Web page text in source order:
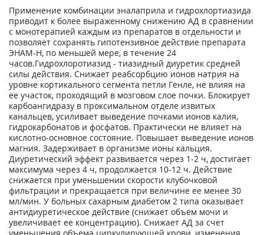
Применение комбинации эналаприла и гидрохлортиазида
приводит к более выраженному снижению АД в сравнении
с монотерапией каждым из препаратов в отдельности и
позволяет сохранять гипотензивное действие препарата
ЭНАМ-Н, по меньшей мере, в течение 24
часов.Гидрохлоротиазид - тиазидный диуретик средней
силы действия. Снижает реабсорбцию ионов натрия на
уровне кортикального сегмента петли Генле, не влияя на
ее участок, проходящий в мозговом слое почки. Блокирует
карбоангидразу в проксимальном отделе извитых
канальцев, усиливает выведение почками ионов калия,
гидрокарбонатов и фосфатов. Практически не влияет на
кислотно-основное состояние. Повышает выведение ионов
магния. Задерживает в организме ионы кальция.
Диуретический эффект развивается через 1-2 ч, достигает
максимума через 4 ч, продолжается 10-12 ч. Действие
снижается при уменьшении скорости клубочковой
фильтрации и прекращается при величине ее менее 30
мл/мин. У больных сахарным диабетом 2 типа оказывает
антидиуретическое действие (снижает объем мочи и
увеличивает ее концентрацию). Снижает АД за счет